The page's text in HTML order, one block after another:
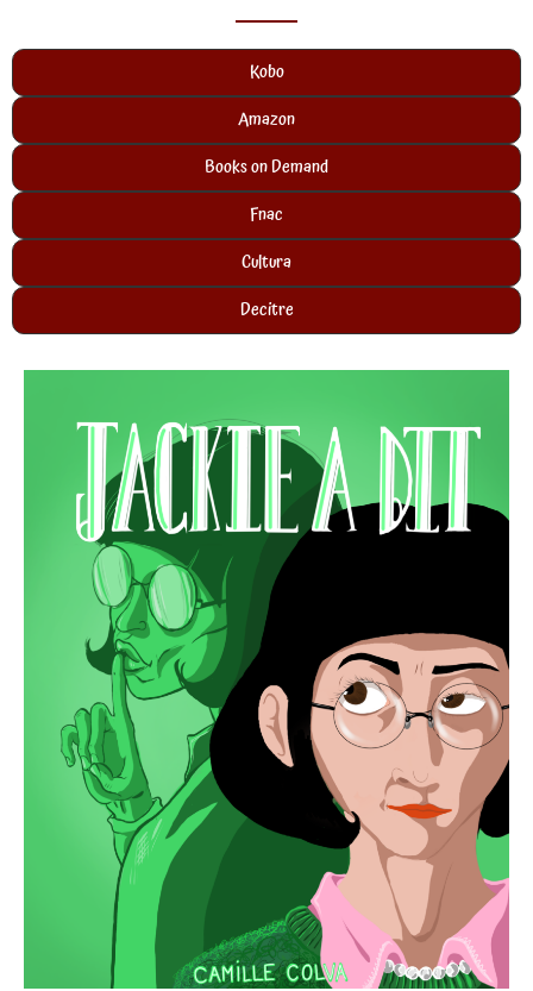
Kobo
Amazon
Books on Demand
Fnac
Cultura
Decitre